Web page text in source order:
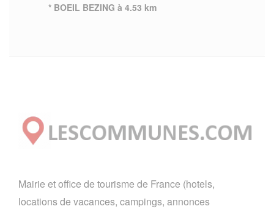
* BOEIL BEZING à 4.53 km
Mairie et office de tourisme de France (hotels,
locations de vacances, campings, annonces